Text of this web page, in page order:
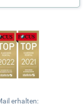
erhalten: